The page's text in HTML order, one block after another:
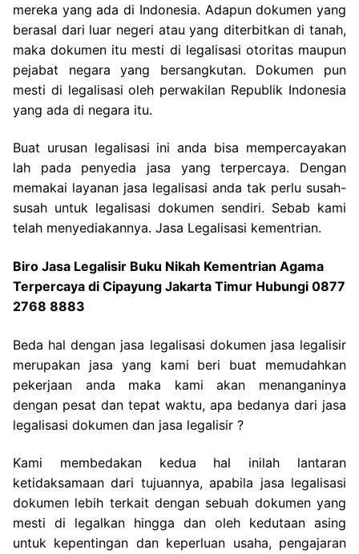
mereka yang ada di Indonesia. Adapun dokumen yang
berasal dari luar negeri atau yang diterbitkan di tanah,
maka dokumen itu mesti di legalisasi otoritas maupun
pejabat negara yang bersangkutan. Dokumen pun
mesti di legalisasi oleh perwakilan Republik Indonesia
yang ada di negara itu.
Buat urusan legalisasi ini anda bisa mempercayakan
lah pada penyedia jasa yang terpercaya. Dengan
memakai layanan jasa legalisasi anda tak perlu susah-
susah untuk legalisasi dokumen sendiri. Sebab kami
telah menyediakannya. Jasa Legalisasi kementrian.
Biro Jasa Legalisir Buku Nikah Kementrian Agama
Terpercaya di Cipayung Jakarta Timur Hubungi 0877
2768 8883
Beda hal dengan jasa legalisasi dokumen jasa legalisir
merupakan jasa yang kami beri buat memudahkan
pekerjaan anda maka kami akan menanganinya
dengan pesat dan tepat waktu, apa bedanya dari jasa
legalisasi dokumen dan jasa legalisir ?
Kami membedakan kedua hal inilah lantaran
ketidaksamaan dari tujuannya, apabila jasa legalisasi
dokumen lebih terkait dengan sebuah dokumen yang
mesti di legalkan hingga dan oleh kedutaan asing
untuk kepentingan dan keperluan usaha, pengajaran